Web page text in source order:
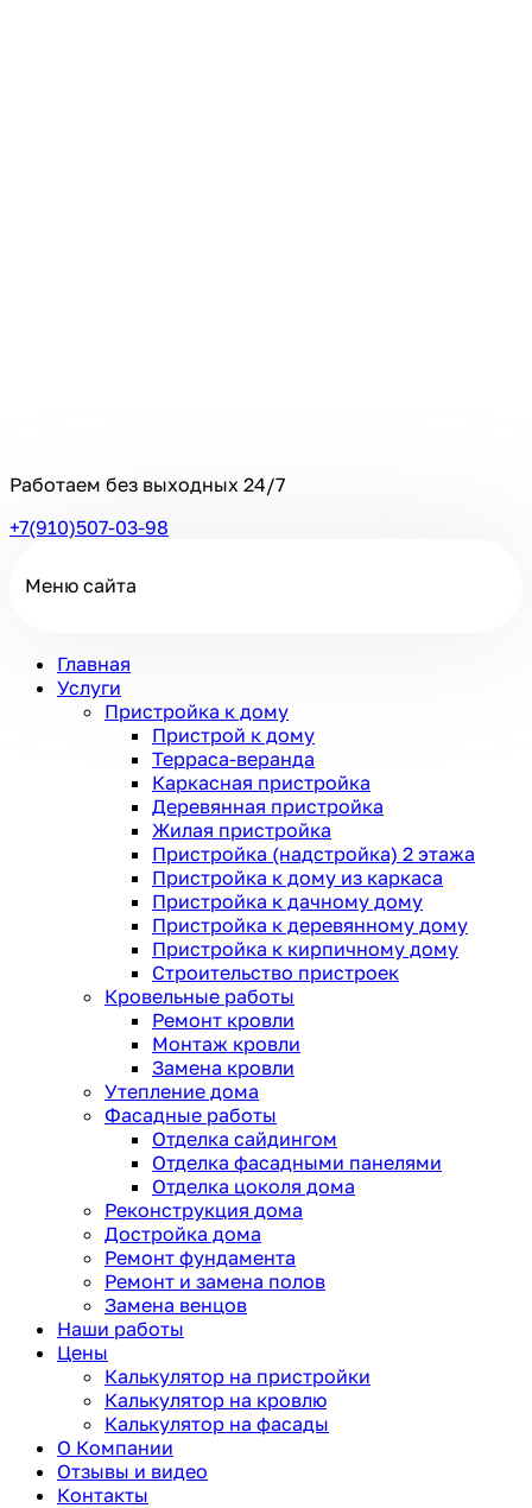
Работаем без выходных 24/7
+7(910)507-03-98
Меню сайта
Главная
Услуги
Пристройка к дому
Пристрой к дому
Терраса-веранда
Каркасная пристройка
Деревянная пристройка
Жилая пристройка
Пристройка (надстройка) 2 этажа
Пристройка к дому из каркаса
Пристройка к дачному дому
Пристройка к деревянному дому
Пристройка к кирпичному дому
Строительство пристроек
Кровельные работы
Ремонт кровли
Монтаж кровли
Замена кровли
Утепление дома
Фасадные работы
Отделка сайдингом
Отделка фасадными панелями
Отделка цоколя дома
Реконструкция дома
Достройка дома
Ремонт фундамента
Ремонт и замена полов
Замена венцов
Наши работы
Цены
Калькулятор на пристройки
Калькулятор на кровлю
Калькулятор на фасады
О Компании
Отзывы и видео
Контакты